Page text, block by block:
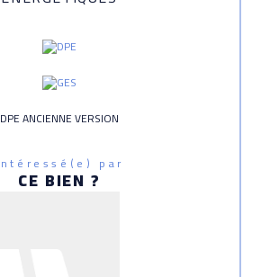
DPE ANCIENNE VERSION
Intéressé(e) par
CE BIEN ?